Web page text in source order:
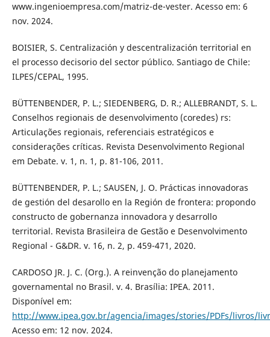
www.ingenioempresa.com/matriz-de-vester. Acesso em: 6
nov. 2024.
BOISIER, S. Centralización y descentralización territorial en
el processo decisorio del sector público. Santiago de Chile:
ILPES/CEPAL, 1995.
BÜTTENBENDER, P. L.; SIEDENBERG, D. R.; ALLEBRANDT, S. L.
Conselhos regionais de desenvolvimento (coredes) rs:
Articulações regionais, referenciais estratégicos e
considerações críticas. Revista Desenvolvimento Regional
em Debate. v. 1, n. 1, p. 81-106, 2011.
BÜTTENBENDER, P. L.; SAUSEN, J. O. Prácticas innovadoras
de gestión del desarollo en la Región de frontera: propondo
constructo de gobernanza innovadora y desarrollo
territorial. Revista Brasileira de Gestão e Desenvolvimento
Regional - G&DR. v. 16, n. 2, p. 459-471, 2020.
CARDOSO JR. J. C. (Org.). A reinvenção do planejamento
governamental no Brasil. v. 4. Brasília: IPEA. 2011.
Disponível em:
http://www.ipea.gov.br/agencia/images/stories/PDFs/livros/
Acesso em: 12 nov. 2024.